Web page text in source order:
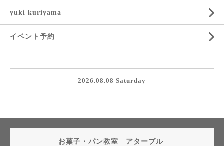
yuki kuriyama
イベント予約
2026.08.08 Saturday
お菓子・パン教室 アターブル